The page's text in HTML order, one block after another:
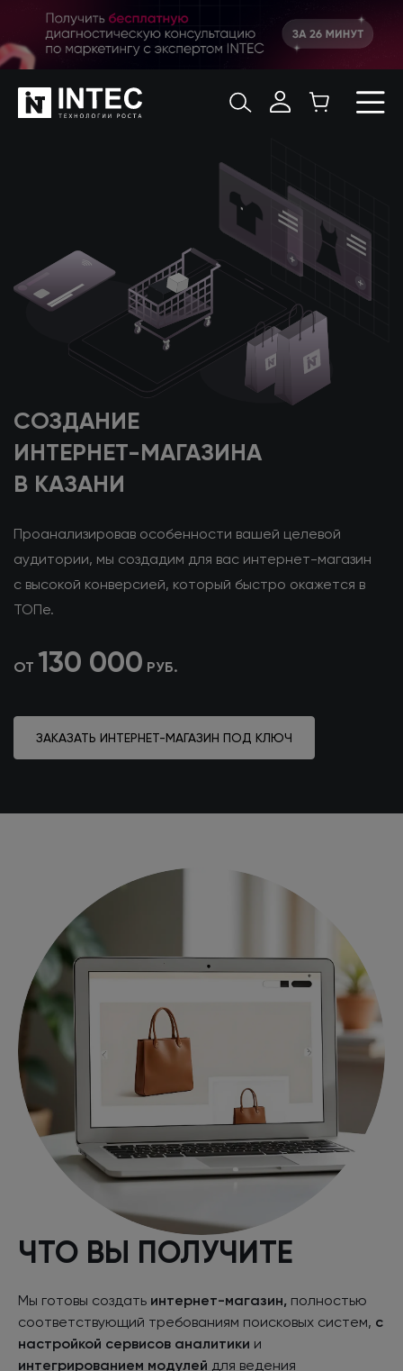
СОЗДАНИЕ
ИНТЕРНЕТ-МАГАЗИНА
В КАЗАНИ
Проанализировав особенности вашей целевой
аудитории, мы создадим для вас интернет-магазин
с высокой конверсией, который быстро окажется в
ТОПе.
ОТ 130 000 РУБ.
ЗАКАЗАТЬ ИНТЕРНЕТ-МАГАЗИН ПОД КЛЮЧ
ЧТО ВЫ ПОЛУЧИТЕ
Мы готовы создать интернет-магазин, полностью
соответствующий требованиям поисковых систем, с
настройкой сервисов аналитики и
интегрированием модулей для ведения